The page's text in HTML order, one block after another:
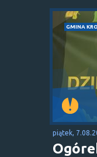
GMINA
piątek,